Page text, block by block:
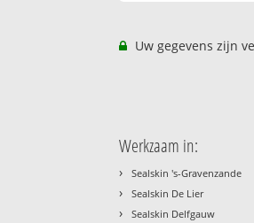
Uw gegevens zijn
Werkzaam in:
› Sealskin 's-Gravenzande
› Sealskin De Lier
› Sealskin Delfgauw